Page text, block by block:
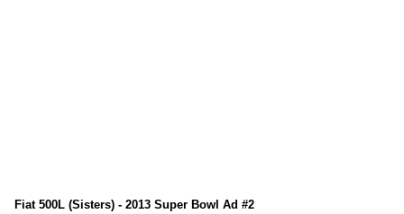
Fiat 500L (Sisters) - 2013 Super Bowl Ad #2